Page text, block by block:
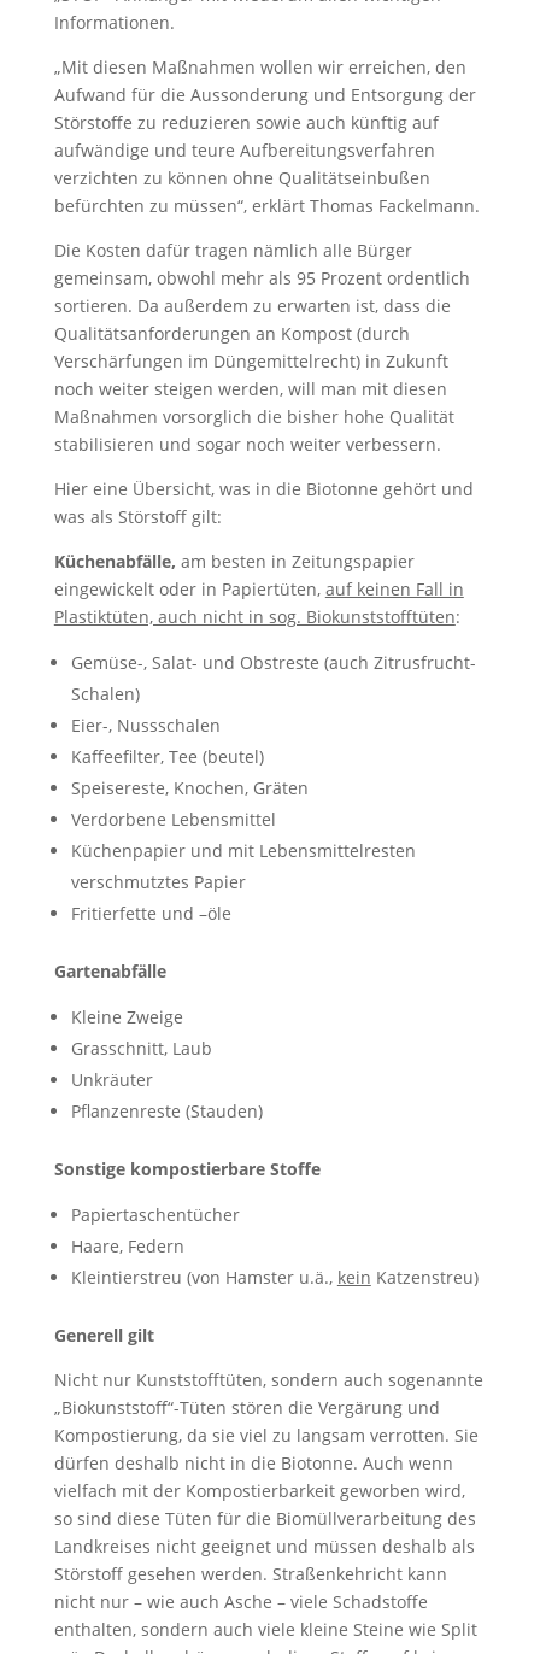
Informationen.
„Mit diesen Maßnahmen wollen wir erreichen, den
Aufwand für die Aussonderung und Entsorgung der
Störstoffe zu reduzieren sowie auch künftig auf
aufwändige und teure Aufbereitungsverfahren
verzichten zu können ohne Qualitätseinbußen
befürchten zu müssen“, erklärt Thomas Fackelmann.
Die Kosten dafür tragen nämlich alle Bürger
gemeinsam, obwohl mehr als 95 Prozent ordentlich
sortieren. Da außerdem zu erwarten ist, dass die
Qualitätsanforderungen an Kompost (durch
Verschärfungen im Düngemittelrecht) in Zukunft
noch weiter steigen werden, will man mit diesen
Maßnahmen vorsorglich die bisher hohe Qualität
stabilisieren und sogar noch weiter verbessern.
Hier eine Übersicht, was in die Biotonne gehört und
was als Störstoff gilt:
Küchenabfälle, am besten in Zeitungspapier
eingewickelt oder in Papiertüten, auf keinen Fall in
Plastiktüten, auch nicht in sog. Biokunststofftüten:
Gemüse-, Salat- und Obstreste (auch Zitrusfrucht-
Schalen)
Eier-, Nussschalen
Kaffeefilter, Tee (beutel)
Speisereste, Knochen, Gräten
Verdorbene Lebensmittel
Küchenpapier und mit Lebensmittelresten
verschmutztes Papier
Fritierfette und –öle
Gartenabfälle
Kleine Zweige
Grasschnitt, Laub
Unkräuter
Pflanzenreste (Stauden)
Sonstige kompostierbare Stoffe
Papiertaschentücher
Haare, Federn
Kleintierstreu (von Hamster u.ä., kein Katzenstreu)
Generell gilt
Nicht nur Kunststofftüten, sondern auch sogenannte
„Biokunststoff“-Tüten stören die Vergärung und
Kompostierung, da sie viel zu langsam verrotten. Sie
dürfen deshalb nicht in die Biotonne. Auch wenn
vielfach mit der Kompostierbarkeit geworben wird,
so sind diese Tüten für die Biomüllverarbeitung des
Landkreises nicht geeignet und müssen deshalb als
Störstoff gesehen werden. Straßenkehricht kann
nicht nur – wie auch Asche – viele Schadstoffe
enthalten, sondern auch viele kleine Steine wie Split